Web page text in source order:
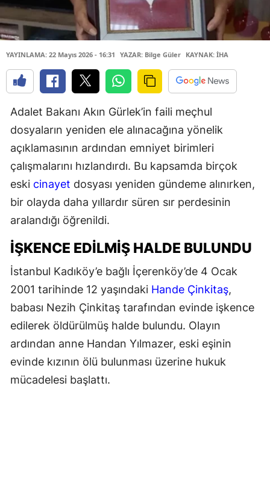
YAYINLAMA: 22 Mayıs 2026 - 16:31 YAZAR: Bilge Güler KAYNAK: İHA
Adalet Bakanı Akın Gürlek’in faili meçhul
dosyaların yeniden ele alınacağına yönelik
açıklamasının ardından emniyet birimleri
çalışmalarını hızlandırdı. Bu kapsamda birçok
eski cinayet dosyası yeniden gündeme alınırken,
bir olayda daha yıllardır süren sır perdesinin
aralandığı öğrenildi.
İŞKENCE EDİLMİŞ HALDE BULUNDU
İstanbul Kadıköy’e bağlı İçerenköy’de 4 Ocak
2001 tarihinde 12 yaşındaki Hande Çinkitaş,
babası Nezih Çinkitaş tarafından evinde işkence
edilerek öldürülmüş halde bulundu. Olayın
ardından anne Handan Yılmazer, eski eşinin
evinde kızının ölü bulunması üzerine hukuk
mücadelesi başlattı.